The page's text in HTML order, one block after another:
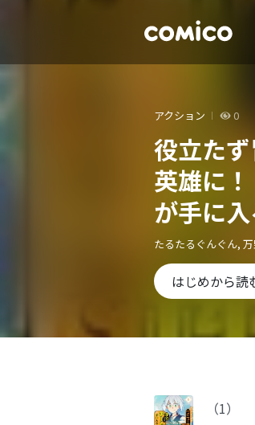
アクション 0
役立た
英雄に
が手に
たるたるぐんぐん,
はじめから読
（1）